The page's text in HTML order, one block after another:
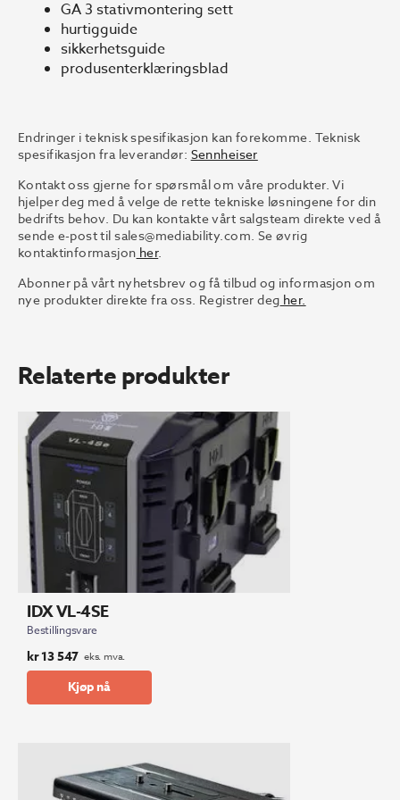
GA 3 stativmontering sett
hurtigguide
sikkerhetsguide
produsenterklæringsblad
Endringer i teknisk spesifikasjon kan forekomme. Teknisk
spesifikasjon fra leverandør: Sennheiser
Kontakt oss gjerne for spørsmål om våre produkter. Vi
hjelper deg med å velge de rette tekniske løsningene for din
bedrifts behov. Du kan kontakte vårt salgsteam direkte ved å
sende e-post til sales@mediability.com. Se øvrig
kontaktinformasjon her.
Abonner på vårt nyhetsbrev og få tilbud og informasjon om
nye produkter direkte fra oss. Registrer deg her.
Relaterte produkter
IDX VL-4SE
Bestillingsvare
kr13 547 eks. mva.
Kjøp nå